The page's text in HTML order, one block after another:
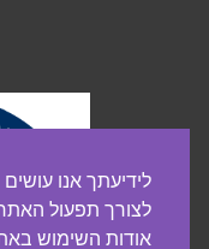
לצורך תפעול
אודות השימוש